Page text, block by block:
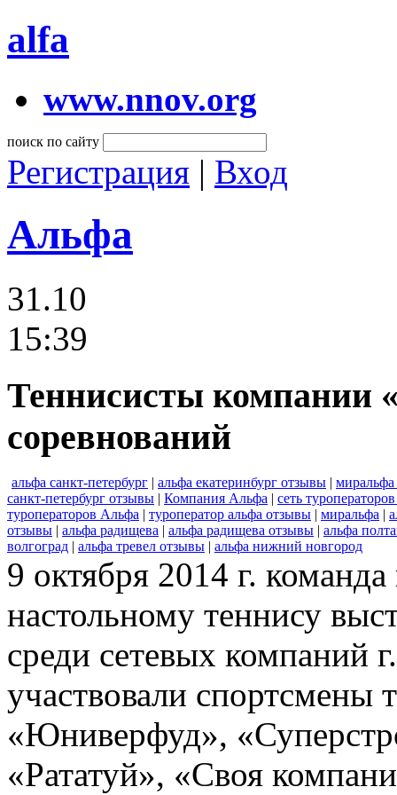
alfa
www.nnov.org
поиск по сайту
Регистрация | Вход
Альфа
31.10
15:39
Теннисисты компании
соревнований
альфа санкт-петербург | альфа екатеринбург отзывы |
санкт-петербург отзывы | Компания Альфа | сеть
туроператоров Альфа | туроператор альфа отзывы | миральфа |
отзывы | альфа радищева | альфа радищева отзывы | альфа
волгоград | альфа тревел отзывы | альфа нижний новгород
9 октября 2014 г.
настольному теннису
среди сетевых компаний
участвовали спортсмены
«Юниверфуд»,
«Рататуй», «Своя